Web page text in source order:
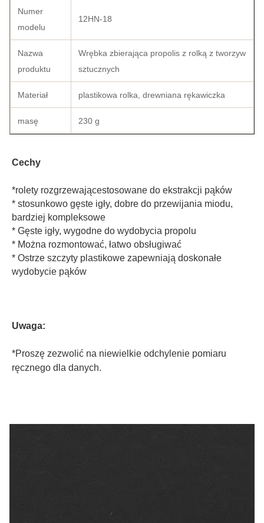
Numer
modelu
12HN-18
Nazwa
produktu
Wrębka zbierająca propolis z rolką z tworzyw
sztucznych
Materiał plastikowa rolka, drewniana rękawiczka
masę 230 g
Cechy
*rolety rozgrzewającestosowane do ekstrakcji pąków
* stosunkowo gęste igły, dobre do przewijania miodu,
bardziej kompleksowe
* Gęste igły, wygodne do wydobycia propolu
* Można rozmontować, łatwo obsługiwać
* Ostrze szczyty plastikowe zapewniają doskonałe
wydobycie pąków
Uwaga:
*Proszę zezwolić na niewielkie odchylenie pomiaru
ręcznego dla danych.